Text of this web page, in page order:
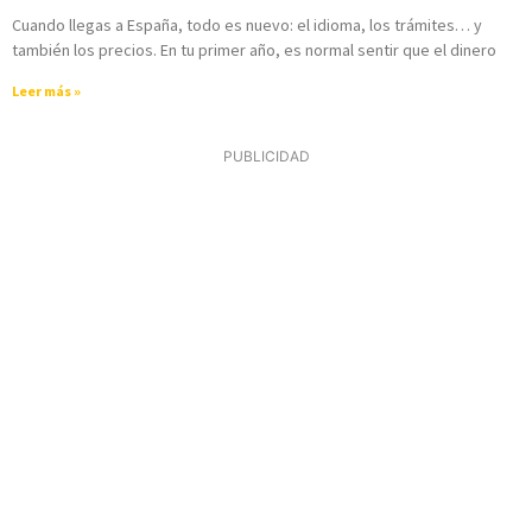
Cuando llegas a España, todo es nuevo: el idioma, los trámites… y
también los precios. En tu primer año, es normal sentir que el dinero
Leer más »
PUBLICIDAD